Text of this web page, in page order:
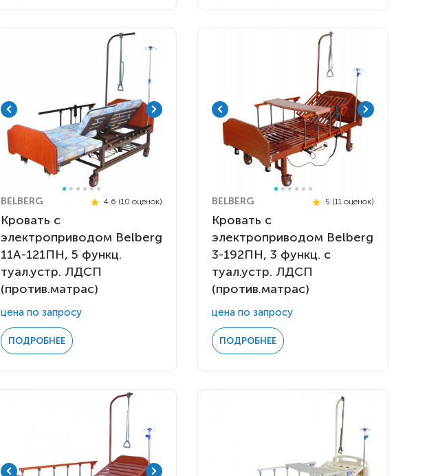
BELBERG 4.6 (10 оценок)
Кровать с
электроприводом Belberg
11A-121ПН, 5 функц.
туал.устр. ЛДСП
(против.матрас)
цена по запросу
ПОДРОБНЕЕ
BELBERG 5 (11 оценок)
Кровать с
электроприводом Belberg
3-192ПН, 3 функц. с
туал.устр. ЛДСП
(против.матрас)
цена по запросу
ПОДРОБНЕЕ